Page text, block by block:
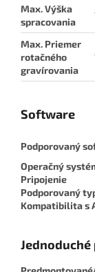
Max. Výška
spracovania
Max. Priemer
rotačného
gravírovania
Software
Podporovaný
Operačný
Pripojenie
Podporovaný
Kompatibilita s